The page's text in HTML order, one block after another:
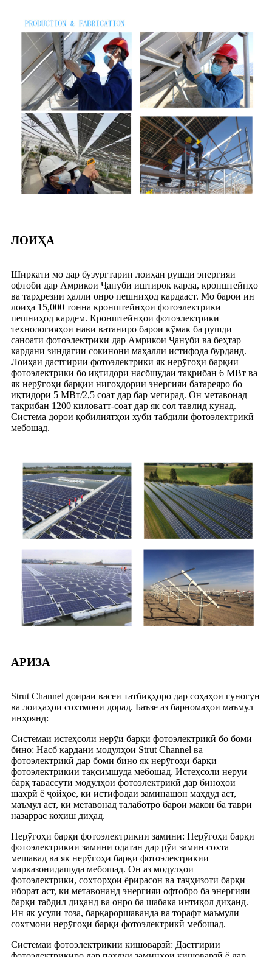
ЛОИҲА
Ширкати мо дар бузургтарин лоиҳаи рушди энергияи
офтобӣ дар Амрикои Ҷанубӣ иштирок карда, кронштейнҳо
ва тарҳрезии ҳалли онро пешниҳод кардааст. Мо барои ин
лоиҳа 15,000 тонна кронштейнҳои фотоэлектрикӣ
пешниҳод кардем. Кронштейнҳои фотоэлектрикӣ
технологияҳои нави ватаниро барои кӯмак ба рушди
саноати фотоэлектрикӣ дар Амрикои Ҷанубӣ ва беҳтар
кардани зиндагии сокинони маҳаллӣ истифода бурданд.
Лоиҳаи дастгирии фотоэлектрикӣ як нерӯгоҳи барқии
фотоэлектрикӣ бо иқтидори насбшудаи тақрибан 6 МВт ва
як нерӯгоҳи барқии нигоҳдории энергияи батареяро бо
иқтидори 5 МВт/2,5 соат дар бар мегирад. Он метавонад
тақрибан 1200 киловатт-соат дар як сол тавлид кунад.
Система дорои қобилиятҳои хуби табдили фотоэлектрикӣ
мебошад.
АРИЗА
Strut Channel доираи васеи татбиқҳоро дар соҳаҳои гуногун
ва лоиҳаҳои сохтмонӣ дорад. Баъзе аз барномаҳои маъмул
инҳоянд:
Системаи истеҳсоли нерӯи барқи фотоэлектрикӣ бо боми
бино: Насб кардани модулҳои Strut Channel ва
фотоэлектрикӣ дар боми бино як нерӯгоҳи барқи
фотоэлектрикии тақсимшуда мебошад. Истеҳсоли нерӯи
барқ ​​тавассути модулҳои фотоэлектрикӣ дар биноҳои
шаҳрӣ ё ҷойҳое, ки истифодаи заминашон маҳдуд аст,
маъмул аст, ки метавонад талаботро барои макон ба таври
назаррас коҳиш диҳад.
Нерӯгоҳи барқи фотоэлектрикии заминӣ: Нерӯгоҳи барқи
фотоэлектрикии заминӣ одатан дар рӯи замин сохта
мешавад ва як нерӯгоҳи барқи фотоэлектрикии
марказонидашуда мебошад. Он аз модулҳои
фотоэлектрикӣ, сохторҳои ёрирасон ва таҷҳизоти барқӣ
иборат аст, ки метавонанд энергияи офтобро ба энергияи
барқӣ табдил диҳанд ва онро ба шабака интиқол диҳанд.
Ин як усули тоза, барқароршаванда ва торафт маъмули
сохтмони нерӯгоҳи барқи фотоэлектрикӣ мебошад.
Системаи фотоэлектрикии кишоварзӣ: Дастгирии